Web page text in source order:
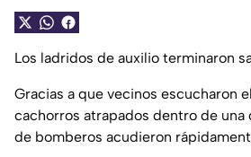
Los ladridos de auxilio terminaron
Gracias a que vecinos escucharon
cachorros atrapados dentro de una
de bomberos acudieron